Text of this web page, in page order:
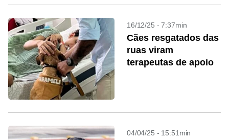
16/12/25 - 7:37min
Cães resgatados das
ruas viram
terapeutas de apoio
04/04/25 - 15:51min